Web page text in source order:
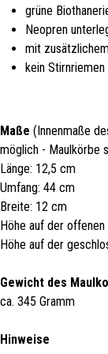
grüne
Neopren
mit
kein Stirnriemen
Maße (Innenmaße
möglich - Maulkörbe
Länge: 12,5 cm
Umfang: 44 cm
Breite: 12 cm
Höhe auf der
Höhe auf der
Gewicht des
ca. 345 Gramm
Hinweise